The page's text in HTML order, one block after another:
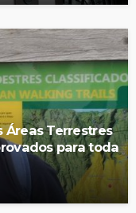
Áreas Terrestres
para toda